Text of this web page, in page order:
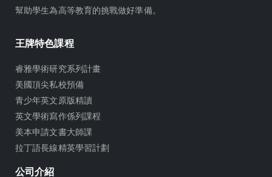
幫助學生為高等教育的挑戰做好準備。
王牌特色課程
睿雅學術研究系列計畫
美國頂尖私校預備
青少年英文原版精讀
英文學術寫作係列課程
美本申請文書大師課
拉丁語長線精英學習計劃
公司介紹